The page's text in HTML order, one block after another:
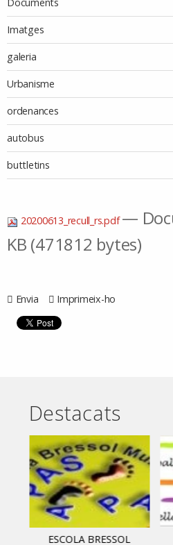
Documents
Imatges
galeria
Urbanisme
ordenances
autobus
buttletins
20200613_recull_rs.pdf—
KB (471812 bytes)
Envia Imprimeix-ho
Destacats
ESCOLA BRESSOL